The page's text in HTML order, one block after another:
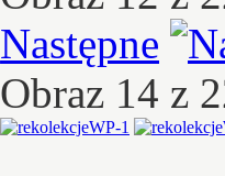
Następne
Obraz 14 z